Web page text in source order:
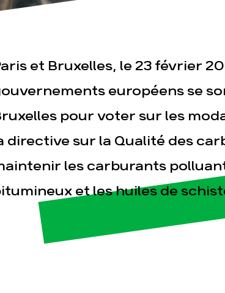
Publications
et Bruxelles, le 23 février
européens se
pour voter sur les
directive sur la Qualité des
les carburants
et les huiles de